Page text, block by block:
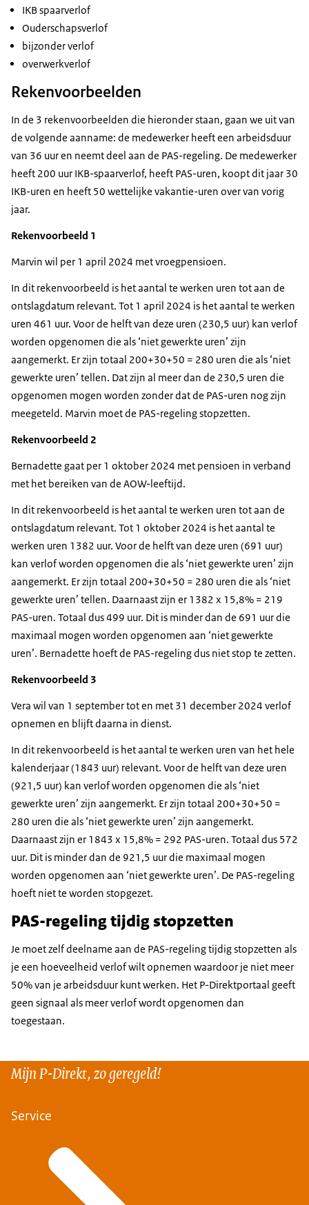
IKB spaarverlof
Ouderschapsverlof
bijzonder verlof
overwerkverlof
Rekenvoorbeelden
In de 3 rekenvoorbeelden die hieronder staan, gaan we uit van
de volgende aanname: de medewerker heeft een arbeidsduur
van 36 uur en neemt deel aan de PAS-regeling. De medewerker
heeft 200 uur IKB-spaarverlof, heeft PAS-uren, koopt dit jaar 30
IKB-uren en heeft 50 wettelijke vakantie-uren over van vorig
jaar.
Rekenvoorbeeld 1
Marvin wil per 1 april 2024 met vroegpensioen.
In dit rekenvoorbeeld is het aantal te werken uren tot aan de
ontslagdatum relevant. Tot 1 april 2024 is het aantal te werken
uren 461 uur. Voor de helft van deze uren (230,5 uur) kan verlof
worden opgenomen die als ‘niet gewerkte uren’ zijn
aangemerkt. Er zijn totaal 200+30+50 = 280 uren die als ‘niet
gewerkte uren’ tellen. Dat zijn al meer dan de 230,5 uren die
opgenomen mogen worden zonder dat de PAS-uren nog zijn
meegeteld. Marvin moet de PAS-regeling stopzetten.
Rekenvoorbeeld 2
Bernadette gaat per 1 oktober 2024 met pensioen in verband
met het bereiken van de AOW-leeftijd.
In dit rekenvoorbeeld is het aantal te werken uren tot aan de
ontslagdatum relevant. Tot 1 oktober 2024 is het aantal te
werken uren 1382 uur. Voor de helft van deze uren (691 uur)
kan verlof worden opgenomen die als ‘niet gewerkte uren’ zijn
aangemerkt. Er zijn totaal 200+30+50 = 280 uren die als ‘niet
gewerkte uren’ tellen. Daarnaast zijn er 1382 x 15,8% = 219
PAS-uren. Totaal dus 499 uur. Dit is minder dan de 691 uur die
maximaal mogen worden opgenomen aan ‘niet gewerkte
uren’. Bernadette hoeft de PAS-regeling dus niet stop te zetten.
Rekenvoorbeeld 3
Vera wil van 1 september tot en met 31 december 2024 verlof
opnemen en blijft daarna in dienst.
In dit rekenvoorbeeld is het aantal te werken uren van het hele
kalenderjaar (1843 uur) relevant. Voor de helft van deze uren
(921,5 uur) kan verlof worden opgenomen die als ‘niet
gewerkte uren’ zijn aangemerkt. Er zijn totaal 200+30+50 =
280 uren die als ‘niet gewerkte uren’ zijn aangemerkt.
Daarnaast zijn er 1843 x 15,8% = 292 PAS-uren. Totaal dus 572
uur. Dit is minder dan de 921,5 uur die maximaal mogen
worden opgenomen aan ‘niet gewerkte uren’. De PAS-regeling
hoeft niet te worden stopgezet.
PAS-regeling tijdig stopzetten
Je moet zelf deelname aan de PAS-regeling tijdig stopzetten als
je een hoeveelheid verlof wilt opnemen waardoor je niet meer
50% van je arbeidsduur kunt werken. Het P-Direktportaal geeft
geen signaal als meer verlof wordt opgenomen dan
toegestaan.
Mijn P-Direkt, zo geregeld!
Service